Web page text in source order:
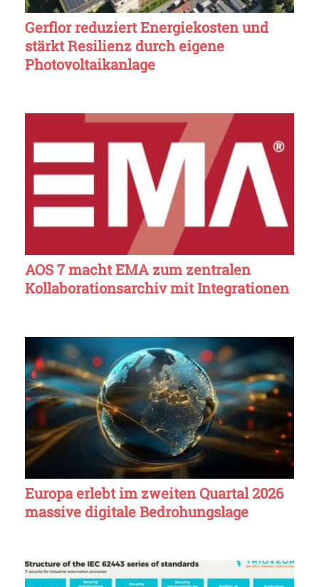
Gerflor reduziert Energiekosten und
stärkt Resilienz durch eigene
Photovoltaikanlage
AOS 7 macht EMA zum zentralen
Kollaborationsarchiv mit Integrationen
Europa erlebt im zweiten Quartal 2026
massive digitale Bedrohungslage